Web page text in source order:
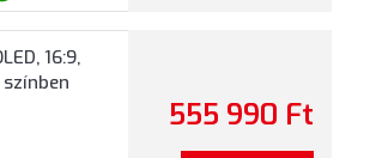
16:9,
színben
555 990 Ft